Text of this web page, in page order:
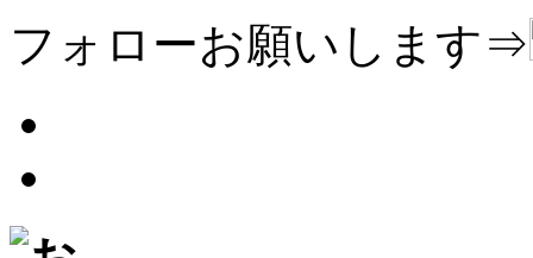
フォローお願いします⇒